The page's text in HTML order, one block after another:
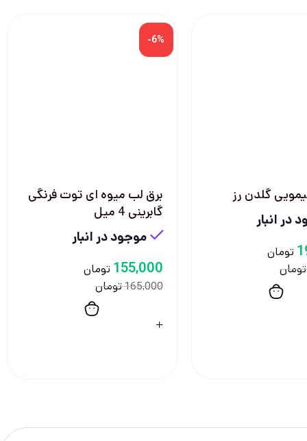
گلدن رز
در انبار
تومان
تومان
-6%
برق لب میوه ای توت فرنگی
گابرینی 4 میل
موجود در انبار
165,000تومان
155,000 تومان